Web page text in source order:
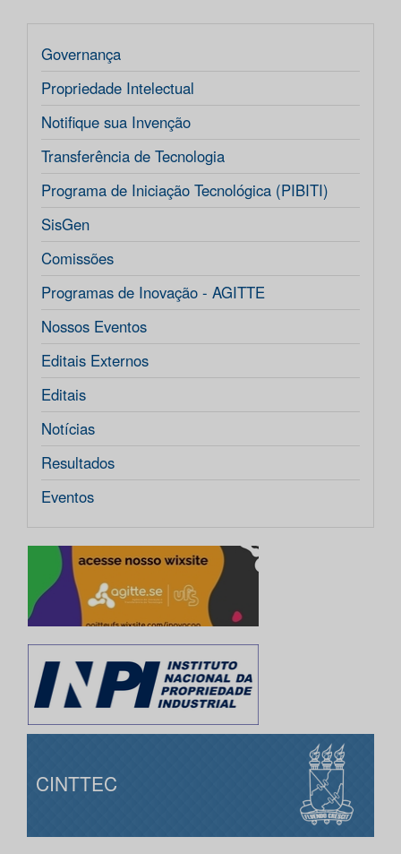
Governança
Propriedade Intelectual
Notifique sua Invenção
Transferência de Tecnologia
Programa de Iniciação Tecnológica (PIBITI)
SisGen
Comissões
Programas de Inovação - AGITTE
Nossos Eventos
Editais Externos
Editais
Notícias
Resultados
Eventos
CINTTEC